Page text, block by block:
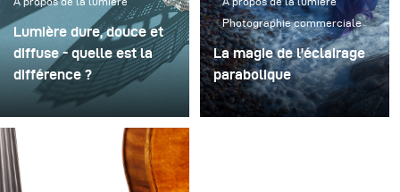
Lumière dure, douce et
diffuse - quelle est la
différence ?
Comment définir la
lumière ? Examinons les
trois catégories de base :
la lumière dure, la
Photographie commerciale
La magie de l'éclairage
parabolique
Revue de modeleurs